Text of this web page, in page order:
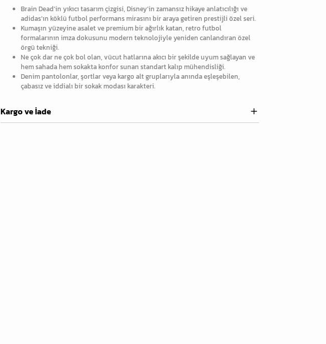
Brain Dead’in yıkıcı tasarım çizgisi, Disney’in zamansız hikaye anlatıcılığı ve
adidas’ın köklü futbol performans mirasını bir araya getiren prestijli özel seri.
Kumaşın yüzeyine asalet ve premium bir ağırlık katan, retro futbol
formalarının imza dokusunu modern teknolojiyle yeniden canlandıran özel
örgü tekniği.
Ne çok dar ne çok bol olan, vücut hatlarına akıcı bir şekilde uyum sağlayan ve
hem sahada hem sokakta konfor sunan standart kalıp mühendisliği.
Denim pantolonlar, şortlar veya kargo alt gruplarıyla anında eşleşebilen,
çabasız ve iddialı bir sokak modası karakteri.
Kargo ve İade